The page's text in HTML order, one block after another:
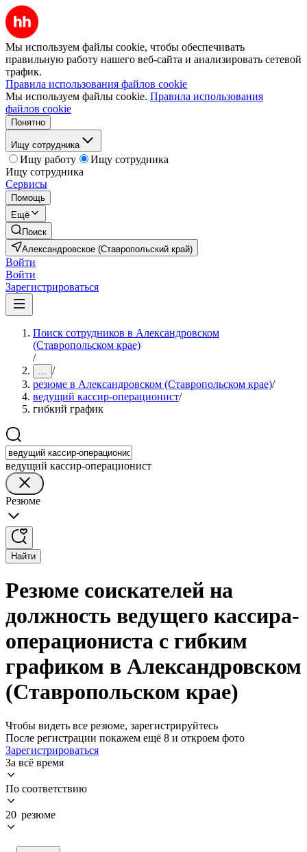
Мы используем файлы cookie, чтобы обеспечивать
правильную работу нашего веб-сайта и анализировать сетевой
трафик.
Правила использования файлов cookie
Мы используем файлы cookie. Правила использования
файлов cookie
Понятно
Ищу сотрудника
Ищу работу
Ищу сотрудника
Ищу сотрудника
Сервисы
Помощь
Ещё
Поиск
Александровское (Ставропольский край)
Войти
Войти
Зарегистрироваться
Поиск сотрудников в Александровском
(Ставропольском крае)
/
... /
резюме в Александровском (Ставропольском крае)/
ведущий кассир-операционист/
гибкий график
ведущий кассир-операционист
Резюме
Найти
Резюме соискателей на
должность ведущего кассира-
операциониста с гибким
графиком в Александровском
(Ставропольском крае)
Чтобы видеть все резюме, зарегистрируйтесь
После регистрации покажем ещё 8 и откроем фото
Зарегистрироваться
За всё время
По соответствию
20 резюме